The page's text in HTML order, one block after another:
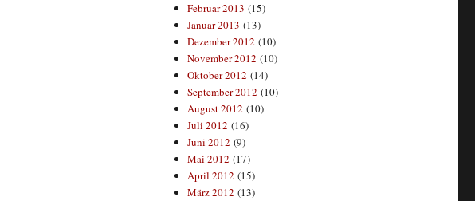
Februar 2013 (15)
Januar 2013 (13)
Dezember 2012 (10)
November 2012 (10)
Oktober 2012 (14)
September 2012 (10)
August 2012 (10)
Juli 2012 (16)
Juni 2012 (9)
Mai 2012 (17)
April 2012 (15)
März 2012 (13)